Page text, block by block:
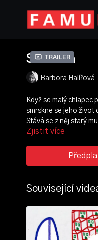
Trailer
Schovka
Barbora Halířová
Když se malý chlapec
smrskne se jeho život
Stává se z něj starý
dětství, které se
režie, scénář:
střih:
hudba:Martin Klusák
ročník: 3.
cvičení: bakalářský film
rok výroby: 2019
Zjistit více
Související